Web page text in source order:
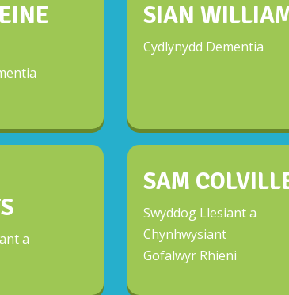
SIAN
Cydlynydd Dementia
a
SAM
Swyddog Llesiant a
Chynhwysiant
Gofalwyr Rhieni